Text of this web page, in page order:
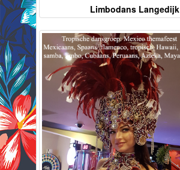
Limbodans Langedijk